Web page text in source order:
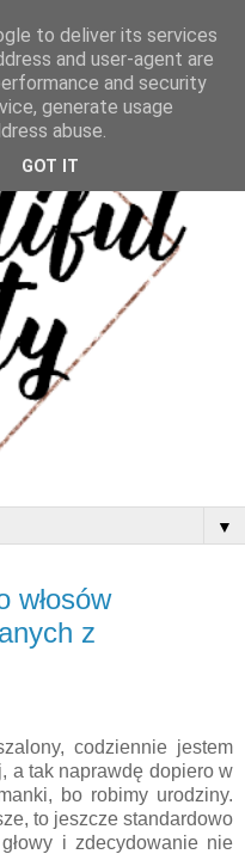
▼
włosów
z
codziennie jestem
a tak naprawdę dopiero w
bo robimy urodziny.
to jeszcze standardowo
i zdecydowanie nie
to deliver its services
and user-agent are
and security
generate usage
abuse.
GOT IT